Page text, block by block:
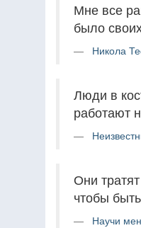
Мне все
было
Никола
Люди в
работают
Они
чтобы
Научи